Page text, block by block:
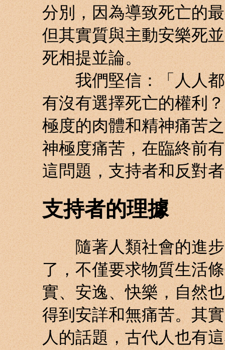
分別，因為導致死亡的
但其實質與主動安樂死
死相提並論。
我們堅信：「人人都
有沒有選擇死亡的權利
極度的肉體和精神痛苦
神極度痛苦，在臨終前
這問題，支持者和反對
支持者的理據
隨著人類社會的進步
了，不僅要求物質生活
實、安逸、快樂，自然
得到安詳和無痛苦。其
人的話題，古代人也有